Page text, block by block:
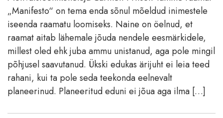
„Manifesto“ on tema enda sõnul mõeldud inimestele
iseenda raamatu loomiseks. Naine on öelnud, et
raamat aitab lähemale jõuda nendele eesmärkidele,
millest oled ehk juba ammu unistanud, aga pole mingil
põhjusel saavutanud. Ükski edukas ärijuht ei leia teed
rahani, kui ta pole seda teekonda eelnevalt
planeerinud. Planeeritud eduni ei jõua aga ilma […]